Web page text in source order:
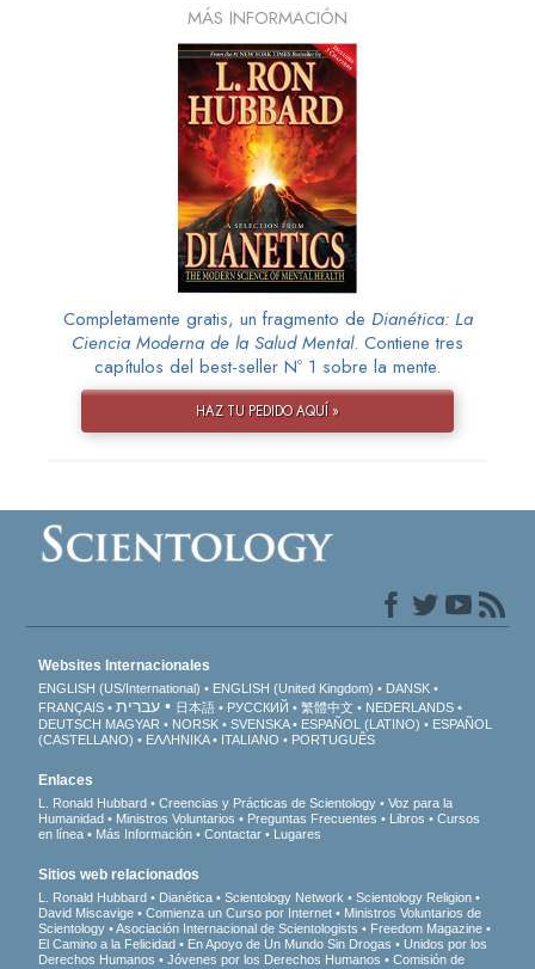
MÁS INFORMACIÓN
Completamente gratis, un fragmento de Dianética: La
Ciencia Moderna de la Salud Mental. Contiene tres
capítulos del best-seller Nº 1 sobre la mente.
HAZ TU PEDIDO AQUÍ »
Websites Internacionales
ENGLISH (US/International) ENGLISH (United Kingdom)
DANSK
FRANÇAIS
עברית 日本語 РУССКИЙ 繁體中文
NEDERLANDS
DEUTSCH MAGYAR NORSK SVENSKA ESPAÑOL (LATINO)
ESPAÑOL
(CASTELLANO)
ΕΛΛΗΝΙΚA ITALIANO PORTUGUÊS
Enlaces
L. Ronald Hubbard Creencias y Prácticas de Scientology
Voz para la
Humanidad
Ministros Voluntarios Preguntas Frecuentes Libros
Cursos
en línea
Más Información Contactar Lugares
Sitios web relacionados
L. Ronald Hubbard Dianética Scientology Network
Scientology Religion
David Miscavige
Comienza un Curso por Internet
Ministros Voluntarios de
Scientology
Asociación Internacional de Scientologists
Freedom Magazine
El Camino a la Felicidad
En Apoyo de Un Mundo Sin Drogas
Unidos por los
Derechos Humanos
Jóvenes por los Derechos Humanos
Comisión de